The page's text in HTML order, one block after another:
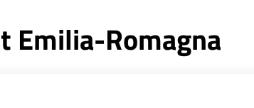
Emilia-Romagna